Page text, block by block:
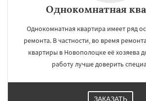
Однокомнатная
Однокомнатная квартира имеет ряд
ремонта. В частности, во время
квартиры в Новополоцке её хозяева
работу лучше доверить
ЗАКАЗАТЬ